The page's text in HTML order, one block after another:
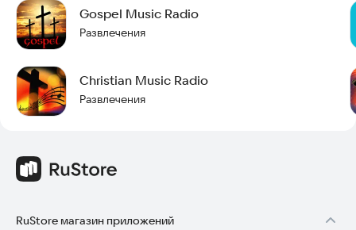
Gospel Music Radio
Развлечения
Christian Music Radio
Развлечения
RuStore магазин приложений